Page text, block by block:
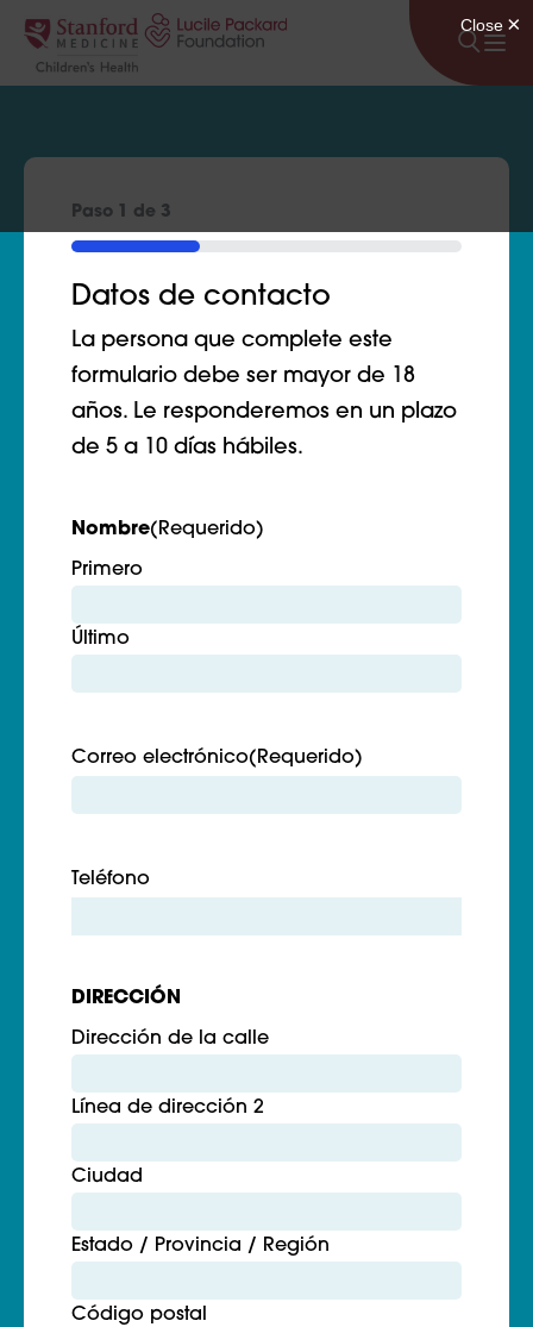
Saltar al contenido
Paso 1 de 3
33%
Datos de contacto
La persona que complete este
formulario debe ser mayor de 18
años. Le responderemos en un plazo
de 5 a 10 días hábiles.
Nombre(Requerido)
Primero
Último
Correo electrónico(Requerido)
Teléfono
DIRECCIÓN
Dirección de la calle
Línea de dirección 2
Ciudad
Estado / Provincia / Región
Código postal